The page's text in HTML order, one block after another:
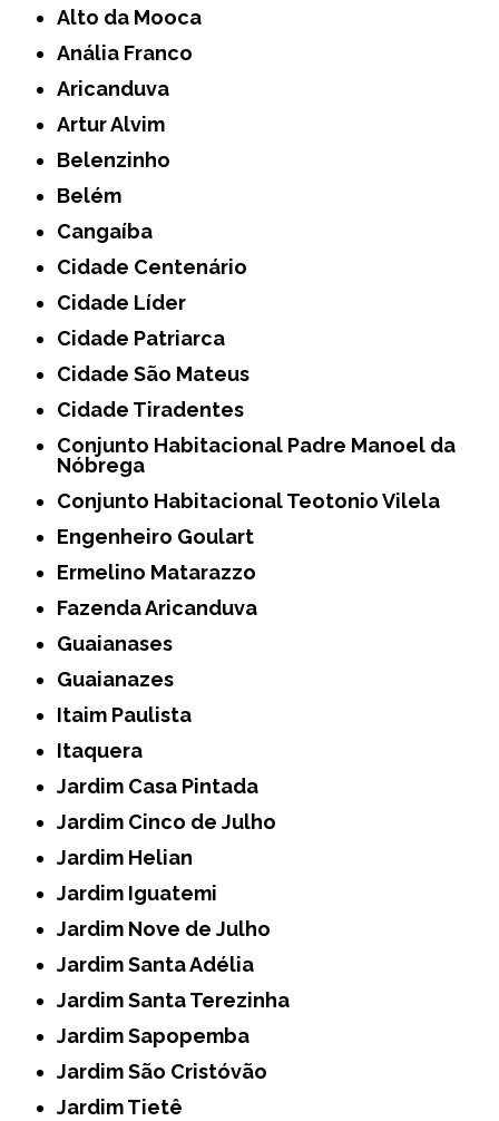
Alto da Mooca
Anália Franco
Aricanduva
Artur Alvim
Belenzinho
Belém
Cangaíba
Cidade Centenário
Cidade Líder
Cidade Patriarca
Cidade São Mateus
Cidade Tiradentes
Conjunto Habitacional Padre Manoel da
Nóbrega
Conjunto Habitacional Teotonio Vilela
Engenheiro Goulart
Ermelino Matarazzo
Fazenda Aricanduva
Guaianases
Guaianazes
Itaim Paulista
Itaquera
Jardim Casa Pintada
Jardim Cinco de Julho
Jardim Helian
Jardim Iguatemi
Jardim Nove de Julho
Jardim Santa Adélia
Jardim Santa Terezinha
Jardim Sapopemba
Jardim São Cristóvão
Jardim Tietê